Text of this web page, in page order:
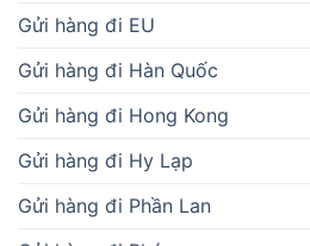
Gửi hàng đi EU
Gửi hàng đi Hàn Quốc
Gửi hàng đi Hong Kong
Gửi hàng đi Hy Lạp
Gửi hàng đi Phần Lan